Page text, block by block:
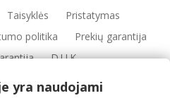
Taisyklės
Pristatymas
politika
Prekių garantija
D.U.K
yra naudojami